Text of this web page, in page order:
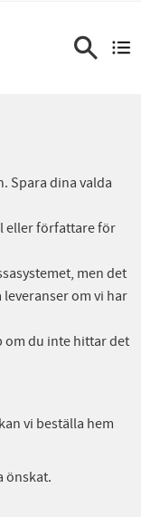
Spara dina valda
eller författare för
men det
om vi har
om du inte hittar det
vi beställa hem
önskat.